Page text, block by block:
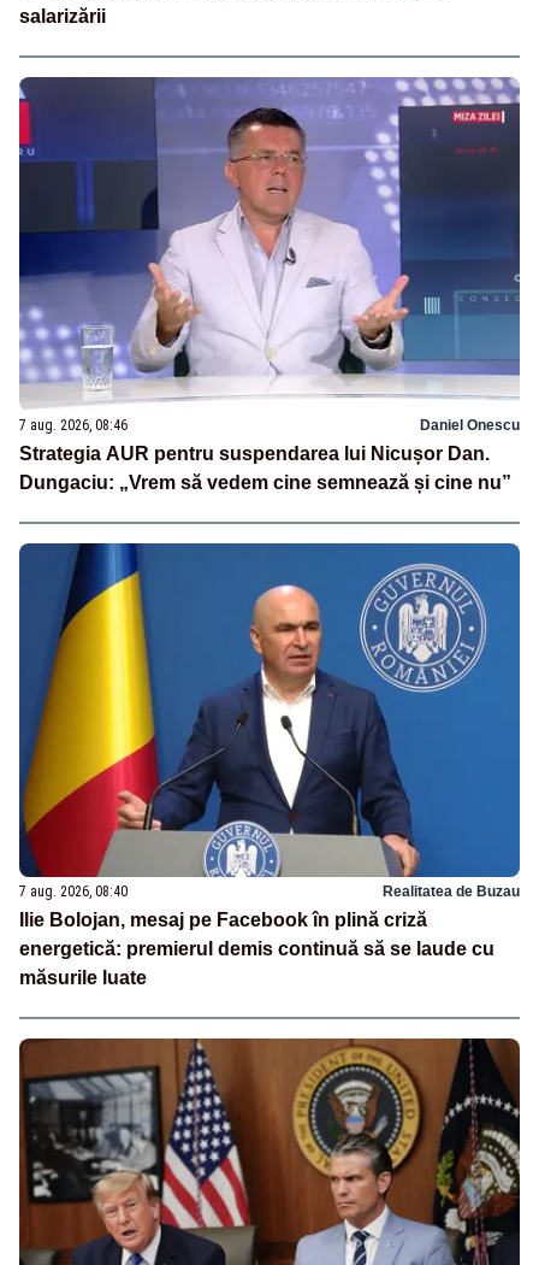
salarizării
7 aug. 2026, 08:46 Daniel Onescu
Strategia AUR pentru suspendarea lui Nicușor Dan.
Dungaciu: „Vrem să vedem cine semnează și cine nu”
7 aug. 2026, 08:40 Realitatea de Buzau
Ilie Bolojan, mesaj pe Facebook în plină criză
energetică: premierul demis continuă să se laude cu
măsurile luate